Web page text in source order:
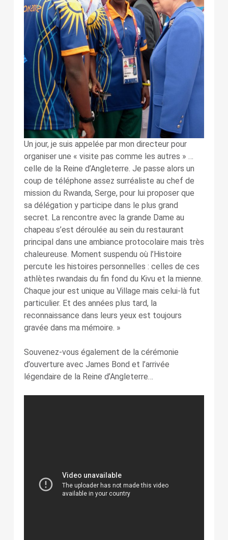
Un jour, je suis appelée par mon directeur pour
organiser une « visite pas comme les autres » …
celle de la Reine d’Angleterre. Je passe alors un
coup de téléphone assez surréaliste au chef de
mission du Rwanda, Serge, pour lui proposer que
sa délégation y participe dans le plus grand
secret. La rencontre avec la grande Dame au
chapeau s’est déroulée au sein du restaurant
principal dans une ambiance protocolaire mais très
chaleureuse. Moment suspendu où l’Histoire
percute les histoires personnelles : celles de ces
athlètes rwandais du fin fond du Kivu et la mienne.
Chaque jour est unique au Village mais celui-là fut
particulier. Et des années plus tard, la
reconnaissance dans leurs yeux est toujours
gravée dans ma mémoire. »
Souvenez-vous également de la cérémonie
d’ouverture avec James Bond et l’arrivée
légendaire de la Reine d’Angleterre…